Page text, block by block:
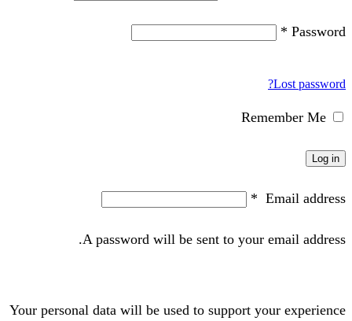
Password
*
Lost password?
Remember Me
Log in
Email address
*
A password will be sent to your email address.
Your personal data will be used to support your experience